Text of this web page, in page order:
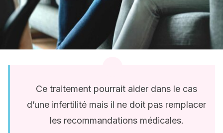
Ce traitement pourrait aider dans le cas
d’une infertilité mais il ne doit pas remplacer
les recommandations médicales.